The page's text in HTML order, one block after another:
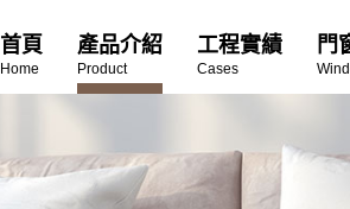
首頁
Home
產品介紹
Product
工程實績
Cases
門